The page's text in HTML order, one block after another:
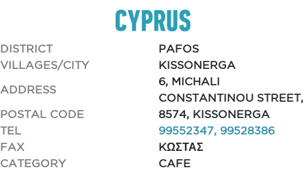
DISTRICT
PAFOS
VILLAGES/CITY
KISSONERGA
ADDRESS
6, MICHALI
CONSTANTINOU STREET,
POSTAL CODE
8574, KISSONERGA
TEL
99552347, 99528386
FAX
KΩΣΤΑΣ
CATEGORY
CAFE